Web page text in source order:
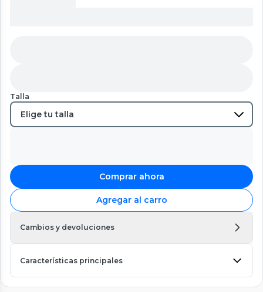
Talla
Comprar ahora
Agregar al carro
Cambios y devoluciones
Características principales